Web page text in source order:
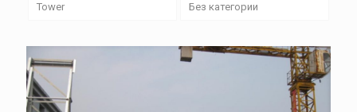
Tower
Без категории